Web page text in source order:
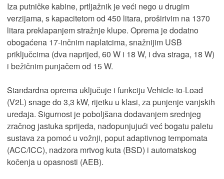
Iza putničke kabine, prtljažnik je veći nego u drugim
verzijama, s kapacitetom od 450 litara, proširivim na 1370
litara preklapanjem stražnje klupe. Oprema je dodatno
obogaćena 17-inčnim naplatcima, snažnijim USB
priključcima (dva naprijed, 60 W i 18 W, i dva straga, 18 W)
i bežičnim punjačem od 15 W.
Standardna oprema uključuje i funkciju Vehicle-to-Load
(V2L) snage do 3,3 kW, rijetku u klasi, za punjenje vanjskih
uređaja. Sigurnost je poboljšana dodavanjem srednjeg
zračnog jastuka sprijeda, nadopunjujući već bogatu paletu
sustava za pomoć u vožnji, poput adaptivnog tempomata
(ACC/ICC), nadzora mrtvog kuta (BSD) i automatskog
kočenja u opasnosti (AEB).